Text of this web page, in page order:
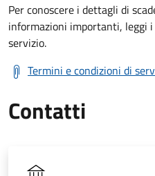
Per conoscere i dettagli di
informazioni importanti, leggi
servizio.
Termini e condizioni di
Contatti